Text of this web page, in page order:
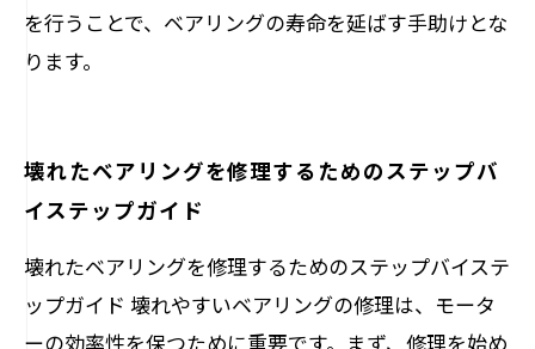
を行うことで、ベアリングの寿命を延ばす手助けとな
ります。
壊れたベアリングを修理するためのステップバ
イステップガイド
壊れたベアリングを修理するためのステップバイステ
ップガイド 壊れやすいベアリングの修理は、モータ
ーの効率性を保つために重要です。まず、修理を始め